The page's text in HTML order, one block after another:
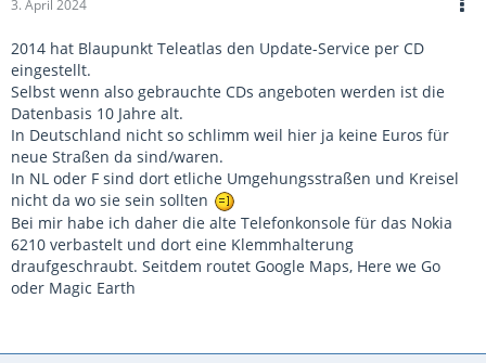
3. April 2024
2014 hat Blaupunkt Teleatlas den Update-Service per CD
eingestellt.
Selbst wenn also gebrauchte CDs angeboten werden ist die
Datenbasis 10 Jahre alt.
In Deutschland nicht so schlimm weil hier ja keine Euros für
neue Straßen da sind/waren.
In NL oder F sind dort etliche Umgehungsstraßen und Kreisel
nicht da wo sie sein sollten
Bei mir habe ich daher die alte Telefonkonsole für das Nokia
6210 verbastelt und dort eine Klemmhalterung
draufgeschraubt. Seitdem routet Google Maps, Here we Go
oder Magic Earth